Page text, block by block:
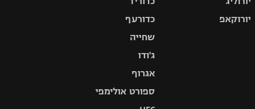
יורוקאפ
כדורעף
שחייה
ג'ודו
אגרוף
ספורט אולימפי